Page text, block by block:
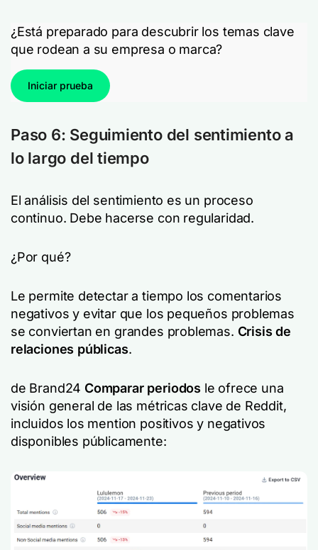
¿Está preparado para descubrir los temas clave
que rodean a su empresa o marca?
Iniciar prueba
Paso 6: Seguimiento del sentimiento a
lo largo del tiempo
El análisis del sentimiento es un proceso
continuo. Debe hacerse con regularidad.
¿Por qué?
Le permite detectar a tiempo los comentarios
negativos y evitar que los pequeños problemas
se conviertan en grandes problemas. Crisis de
relaciones públicas.
de Brand24 Comparar periodos le ofrece una
visión general de las métricas clave de Reddit,
incluidos los mention positivos y negativos
disponibles públicamente: